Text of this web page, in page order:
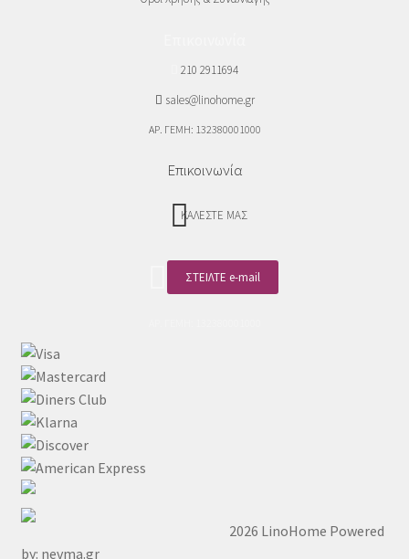
210 2911694
sales@linohome.gr
ΑΡ. ΓΕΜΗ: 132380001000
Επικοινωνία
ΚΑΛΕΣΤΕ ΜΑΣ
ΣΤΕΙΛΤΕ e-mail
2026 LinoHome Powered
by: nevma.gr